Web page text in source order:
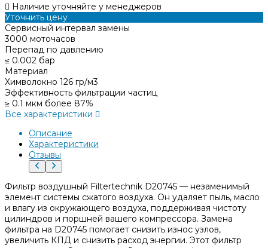
Наличие уточняйте у менеджеров
Уточнить цену
Сервисный интервал замены
3000 моточасов
Перепад по давлению
≤ 0.002 бар
Материал
Химволокно 126 гр/м3
Эффективность фильтрации частиц
≥ 0.1 мкм более 87%
Все характеристики
Описание
Характеристики
Отзывы
Фильтр воздушный Filtertechnik D20745 — незаменимый
элемент системы сжатого воздуха. Он удаляет пыль, масло
и влагу из окружающего воздуха, поддерживая чистоту
цилиндров и поршней вашего компрессора. Замена
фильтра на D20745 помогает снизить износ узлов,
увеличить КПД и снизить расход энергии. Этот фильтр